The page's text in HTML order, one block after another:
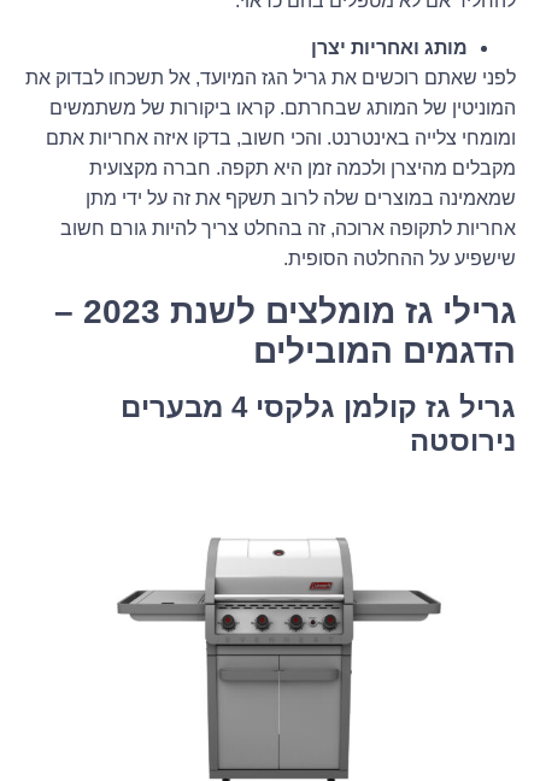
מותג ואחריות יצרן
לפני שאתם רוכשים את גריל הגז המיועד, אל תשכחו לבדוק את
המוניטין של המותג שבחרתם. קראו ביקורות של משתמשים
ומומחי צלייה באינטרנט. והכי חשוב, בדקו איזה אחריות אתם
מקבלים מהיצרן ולכמה זמן היא תקפה. חברה מקצועית
שמאמינה במוצרים שלה לרוב תשקף את זה על ידי מתן
אחריות לתקופה ארוכה, זה בהחלט צריך להיות גורם חשוב
שישפיע על ההחלטה הסופית.
גרילי גז מומלצים לשנת 2023
–
הדגמים המובילים
גריל גז קולמן גלקסי 4 מבערים
נירוסטה